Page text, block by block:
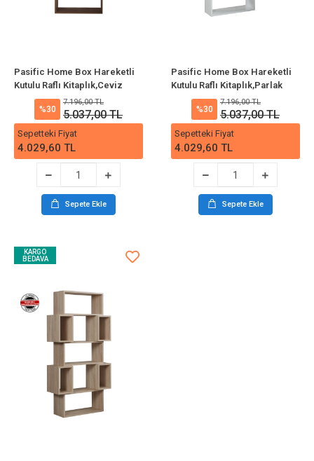
Pasific Home Box Hareketli
Kutulu Raflı Kitaplık,Ceviz
%30
7.196,00 TL
5.037,00 TL
Sepetteki Fiyat
4.029,60 TL
Sepete Ekle
Pasific Home Box Hareketli
Kutulu Raflı Kitaplık,Parlak
Beyaz
%30
7.196,00 TL
5.037,00 TL
Sepetteki Fiyat
4.029,60 TL
Sepete Ekle
KARGO
BEDAVA